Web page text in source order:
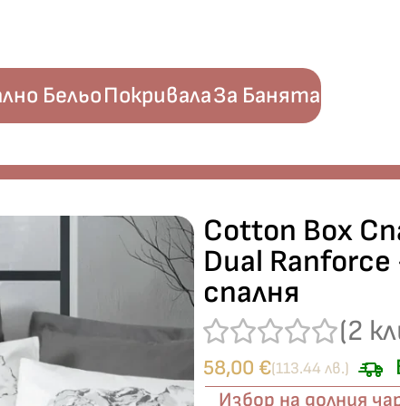
БельоПокривалаЗа Банята
Cotton Box
Dual
спалня
(2
58,00 €(113.44 лв.)
Избор на долния